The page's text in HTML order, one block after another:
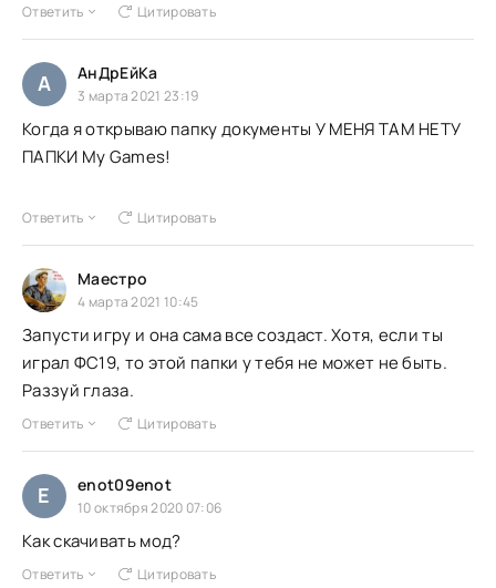
Ответить Цитировать
А АнДрЕйКа
3 марта 2021 23:19
Когда я открываю папку документы У МЕНЯ ТАМ НЕТУ
ПАПКИ My Games!
Ответить Цитировать
Маестро
4 марта 2021 10:45
Запусти игру и она сама все создаст. Хотя, если ты
играл ФС19, то этой папки у тебя не может не быть.
Раззуй глаза.
Ответить Цитировать
E enot09enot
10 октября 2020 07:06
Как скачивать мод?
Ответить Цитировать